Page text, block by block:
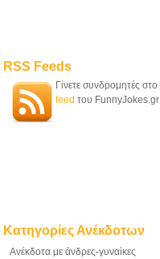
RSS Feeds
Γίνετε συνδρομητές στο
feed του FunnyJokes.gr
Κατηγορίες Ανέκδοτων
Ανέκδοτα με άνδρες-γυναίκες